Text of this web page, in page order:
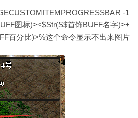
-1
图标)><$Str(S$首饰BUFF名字)>+
百分比)>%这个命令显示不出来图片